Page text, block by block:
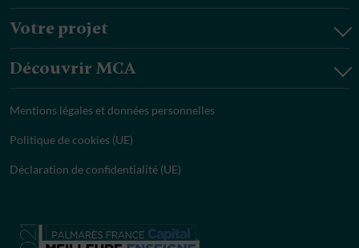
Votre projet
Découvrir MCA
Mentions légales et données personnelles
Politique de cookies (UE)
Déclaration de confidentialité (UE)